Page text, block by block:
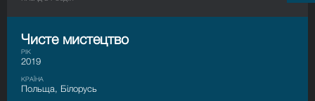
Чисте мистецтво
РІК
2019
КРАЇНА
Польща, Білорусь